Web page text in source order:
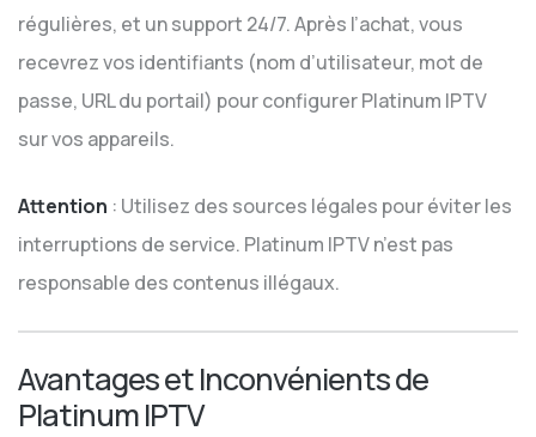
régulières, et un support 24/7. Après l’achat, vous
recevrez vos identifiants (nom d’utilisateur, mot de
passe, URL du portail) pour configurer Platinum IPTV
sur vos appareils.
Attention : Utilisez des sources légales pour éviter les
interruptions de service. Platinum IPTV n’est pas
responsable des contenus illégaux.
Avantages et Inconvénients de
Platinum IPTV